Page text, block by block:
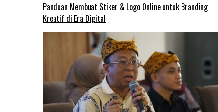
Panduan Membuat Stiker & Logo Online untuk Branding
Kreatif di Era Digital